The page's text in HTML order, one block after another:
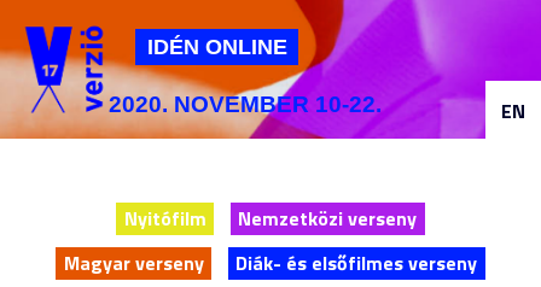
Jump to navigation
IDÉN ONLINE
2020. NOVEMBER 10-22.
Nyitófilm
Nemzetközi verseny
Magyar verseny
Diák- és elsőfilmes verseny
EN